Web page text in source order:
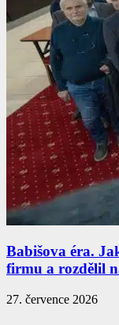
Babišova éra.
firmu a rozdělil
27. července 2026